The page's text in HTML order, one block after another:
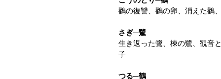
鸛の復讐、鸛の卵、消えた鸛
さぎ─鷺
生き返った鷺、棟の鷺、観音
子
つる─鶴